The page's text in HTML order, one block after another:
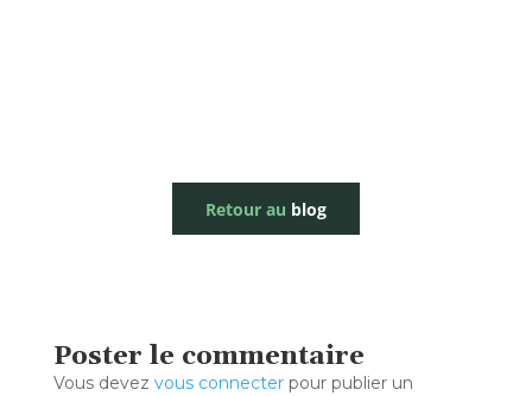
Retour au blog
Poster le commentaire
Vous devez vous connecterpour publier un